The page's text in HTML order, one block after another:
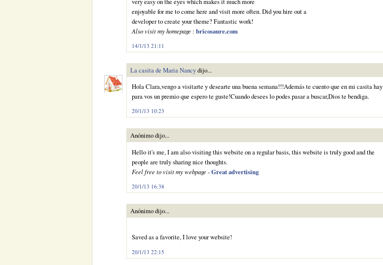
enjoyable for me to come here and visit more often. Did you hire out a
developer to create your theme? Fantastic work!
Also visit my homepage : bricosaure.com
14/1/13 21:11
La casita de Maria Nancydijo...
Hola Clara,vengo a visitarte y desearte una buena semana!!!Además te cuento que en mi casita hay
para vos un premio que espero te guste!Cuando desees lo podes pasar a buscar,Dios te bendiga.
20/1/13 10:23
Anónimo dijo...
Hello іt's me, I am also visiting this website on a regular basis, this website is truly good and the
people are truly sharing nice thoughts.
Feel free to visit my webpage-Great advertising
20/1/13 16:38
Anónimo dijo...
Saved as a favorite, I love your website!
20/1/13 22:15